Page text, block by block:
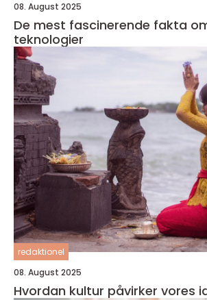
08. August 2025
De mest fascinerende fakta
teknologier
redaktionel
08. August 2025
Hvordan kultur påvirker vores